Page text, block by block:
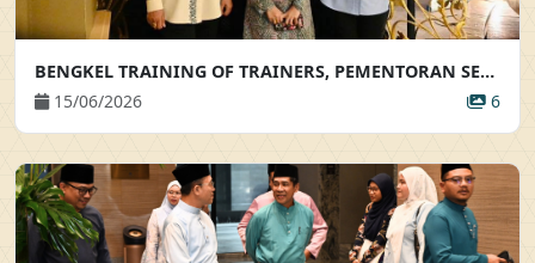
BENGKEL TRAINING OF TRAINERS, PEMENTORAN SERTA BIMBINGAN AKRAB
15/06/2026
6